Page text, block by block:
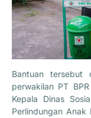
Bantuan tersebut
perwakilan PT
Kepala Dinas
Perlindungan Anak